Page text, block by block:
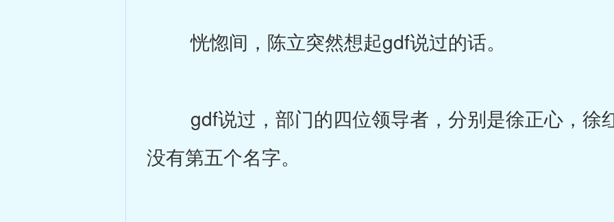
恍惚间，陈立突然想起gdf说过的话。
gdf说过，部门的四位领导者，分别是徐正心，
没有第五个名字。